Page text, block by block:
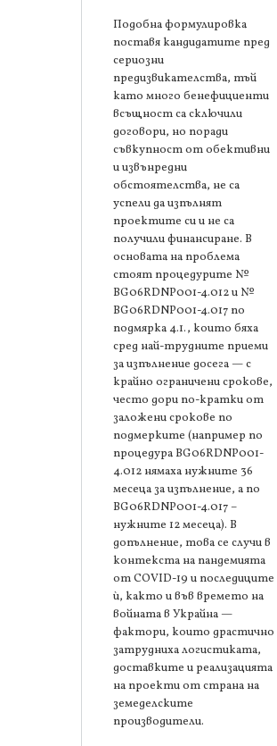
Подобна формулировка
поставя кандидатите пред
сериозни
предизвикателства, тъй
като много бенефициенти
всъщност са сключили
договори, но поради
съвкупност от обективни
и извънредни
обстоятелства, не са
успели да изпълнят
проектите си и не са
получили финансиране. В
основата на проблема
стоят процедурите №
BG06RDNP001-4.012 и №
BG06RDNP001-4.017 по
подмярка 4.1., които бяха
сред най-трудните приеми
за изпълнение досега — с
крайно ограничени срокове,
често дори по-кратки от
заложени срокове по
подмерките (например по
процедура BG06RDNP001-
4.012 нямаха нужните 36
месеца за изпълнение, а по
BG06RDNP001-4.017 –
нужните 12 месеца). В
допълнение, това се случи в
контекста на пандемията
от COVID-19 и последиците
ѝ, както и във времето на
войната в Украйна —
фактори, които драстично
затрудниха логистиката,
доставките и реализацията
на проекти от страна на
земеделските
производители.